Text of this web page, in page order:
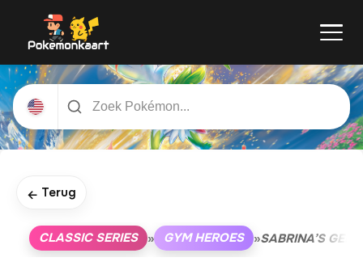
← Terug
CLASSIC SERIES » GYM HEROES »SABRINA’S